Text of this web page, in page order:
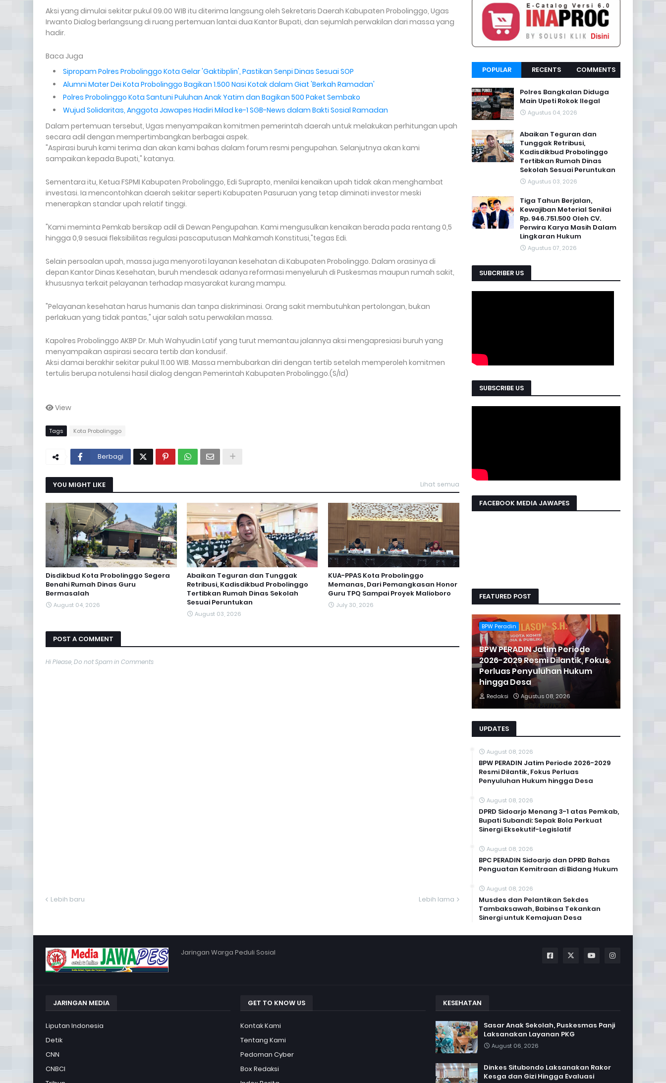
Aksi yang dimulai sekitar pukul 09.00 WIB itu diterima langsung oleh Sekretaris Daerah Kabupaten Probolinggo, Ugas
Irwanto Dialog berlangsung di ruang pertemuan lantai dua Kantor Bupati, dan sejumlah perwakilan dari massa yang
hadir.
Baca Juga
Sipropam Polres Probolinggo Kota Gelar 'Gaktibplin', Pastikan Senpi Dinas Sesuai SOP
Alumni Mater Dei Kota Probolinggo Bagikan 1.500 Nasi Kotak dalam Giat 'Berkah Ramadan'
Polres Probolinggo Kota Santuni Puluhan Anak Yatim dan Bagikan 500 Paket Sembako
Wujud Solidaritas, Anggota Jawapes Hadiri Milad ke-1 SGB-News dalam Bakti Sosial Ramadan
Dalam pertemuan tersebut, Ugas menyampaikan komitmen pemerintah daerah untuk melakukan perhitungan upah
secara adil dengan mempertimbangkan berbagai aspek.
"Aspirasi buruh kami terima dan akan kami bahas dalam forum resmi pengupahan. Selanjutnya akan kami
sampaikan kepada Bupati," katanya.
Sementara itu, Ketua FSPMI Kabupaten Probolinggo, Edi Suprapto, menilai kenaikan upah tidak akan menghambat
investasi. Ia mencontohkan daerah sekitar seperti Kabupaten Pasuruan yang tetap diminati investor meski
menerapkan standar upah relatif tinggi.
"Kami meminta Pemkab bersikap adil di Dewan Pengupahan. Kami mengusulkan kenaikan berada pada rentang 0,5
hingga 0,9 sesuai fleksibilitas regulasi pascaputusan Mahkamah Konstitusi,"tegas Edi.
Selain persoalan upah, massa juga menyoroti layanan kesehatan di Kabupaten Probolinggo. Dalam orasinya di
depan Kantor Dinas Kesehatan, buruh mendesak adanya reformasi menyeluruh di Puskesmas maupun rumah sakit,
khususnya terkait pelayanan terhadap masyarakat kurang mampu.
"Pelayanan kesehatan harus humanis dan tanpa diskriminasi. Orang sakit membutuhkan pertolongan, bukan
perlakuan yang tidak pantas," ujar salah satu perwakilan massa.
Kapolres Probolinggo AKBP Dr. Muh Wahyudin Latif yang turut memantau jalannya aksi mengapresiasi buruh yang
menyampaikan aspirasi secara tertib dan kondusif.
Aksi damai berakhir sekitar pukul 11.00 WIB. Massa membubarkan diri dengan tertib setelah memperoleh komitmen
tertulis berupa notulensi hasil dialog dengan Pemerintah Kabupaten Probolinggo.(S/Id)
View
Tags Kota Probolinggo
Berbagi
YOU MIGHT LIKE Lihat semua
Disdikbud Kota Probolinggo Segera
Benahi Rumah Dinas Guru
Bermasalah
August 04, 2026
Abaikan Teguran dan Tunggak
Retribusi, Kadisdikbud Probolinggo
Tertibkan Rumah Dinas Sekolah
Sesuai Peruntukan
August 03, 2026
KUA-PPAS Kota Probolinggo
Memanas, Dari Pemangkasan Honor
Guru TPQ Sampai Proyek Malioboro
July 30, 2026
POST A COMMENT
Hi Please, Do not Spam in Comments
Lebih baru Lebih lama
POPULAR RECENTS COMMENTS
Polres Bangkalan Diduga
Main Upeti Rokok Ilegal
Agustus 04, 2026
Abaikan Teguran dan
Tunggak Retribusi,
Kadisdikbud Probolinggo
Tertibkan Rumah Dinas
Sekolah Sesuai Peruntukan
Agustus 03, 2026
Tiga Tahun Berjalan,
Kewajiban Meterial Senilai
Rp. 946.751.500 Oleh CV.
Perwira Karya Masih Dalam
Lingkaran Hukum
Agustus 07, 2026
SUBCRIBER US
SUBSCRIBE US
FACEBOOK MEDIA JAWAPES
FEATURED POST
BPW Peradin
BPW PERADIN Jatim Periode
2026-2029 Resmi Dilantik, Fokus
Perluas Penyuluhan Hukum
hingga Desa
Redaksi Agustus 08, 2026
UPDATES
August 08, 2026
BPW PERADIN Jatim Periode 2026-2029
Resmi Dilantik, Fokus Perluas
Penyuluhan Hukum hingga Desa
August 08, 2026
DPRD Sidoarjo Menang 3-1 atas Pemkab,
Bupati Subandi: Sepak Bola Perkuat
Sinergi Eksekutif-Legislatif
August 08, 2026
BPC PERADIN Sidoarjo dan DPRD Bahas
Penguatan Kemitraan di Bidang Hukum
August 08, 2026
Musdes dan Pelantikan Sekdes
Tambaksawah, Babinsa Tekankan
Sinergi untuk Kemajuan Desa
Jaringan Warga Peduli Sosial
JARINGAN MEDIA
Liputan Indonesia
Detik
CNN
CNBCI
GET TO KNOW US
Kontak Kami
Tentang Kami
Pedoman Cyber
Box Redaksi
KESEHATAN
Sasar Anak Sekolah, Puskesmas Panji
Laksanakan Layanan PKG
August 06, 2026
Dinkes Situbondo Laksanakan Rakor
Kesga dan Gizi Hingga Evaluasi